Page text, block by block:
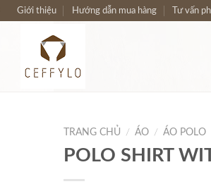
Giới thiệu Hướng dẫn mua hàng Tư vấn
TRANG CHỦ / ÁO / ÁO POLO
POLO SHIRT